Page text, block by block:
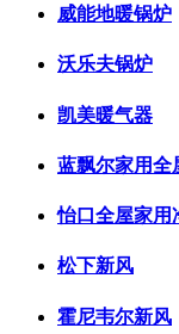
威能地暖锅炉
沃乐夫锅炉
凯美暖气器
蓝飘尔家用全
怡口全屋家用
松下新风
霍尼韦尔新风